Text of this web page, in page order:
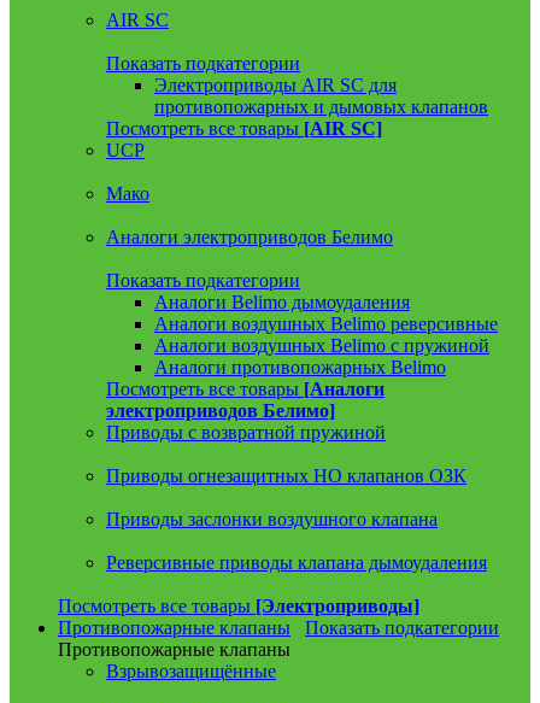
AIR SC
Показать подкатегории
Электроприводы AIR SC для
противопожарных и дымовых клапанов
Посмотреть все товары [AIR SC]
UCP
Мако
Аналоги электроприводов Белимо
Показать подкатегории
Аналоги Belimo дымоудаления
Аналоги воздушных Belimo реверсивные
Аналоги воздушных Belimo с пружиной
Аналоги противопожарных Belimo
Посмотреть все товары [Аналоги
электроприводов Белимо]
Приводы с возвратной пружиной
Приводы огнезащитных НО клапанов ОЗК
Приводы заслонки воздушного клапана
Реверсивные приводы клапана дымоудаления
Посмотреть все товары [Электроприводы]
Противопожарные клапаны
Показать подкатегории
Противопожарные клапаны
Взрывозащищённые